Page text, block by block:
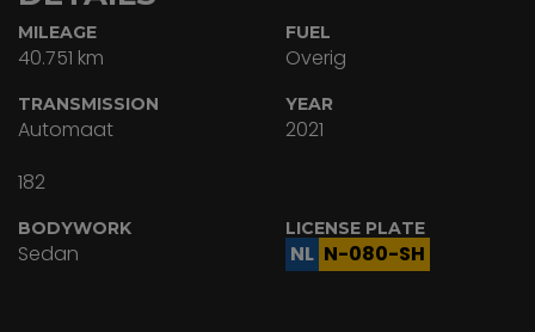
MILEAGE
40.751 km
FUEL
Overig
TRANSMISSION
Automaat
YEAR
2021
182
BODYWORK
Sedan
LICENSE PLATE
NL N-080-SH